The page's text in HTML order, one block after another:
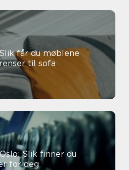
får du møblene
til sofa
Slik finner du
for deg